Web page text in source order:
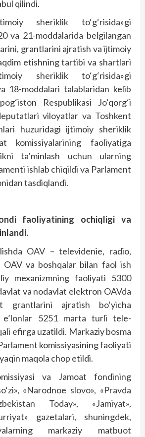
qilindi.
sheriklik to‘g‘risida»gi
va 21-moddalarida belgilangan
grantlarini ajratish va ijtimoiy
etishning tartibi va shartlari
sheriklik to‘g‘risida»gi
18-moddalari talablaridan kelib
Respublikasi Jo‘qorg‘i
viloyatlar va Toshkent
huzuridagi ijtimoiy sheriklik
komissiyalarining faoliyatiga
ta’minlash uchun ularning
ishlab chiqildi va Parlament
tasdiqlandi.
faoliyatining ochiqligi va
OAV – televidenie, radio,
va boshqalar bilan faol ish
mexanizmning faoliyati 5300
va nodavlat elektron OAVda
grantlarini ajratish bo‘yicha
e’lonlar 5251 marta turli tele-
efirga uzatildi. Markaziy bosma
komissiyasining faoliyati
maqola chop etildi.
va Jamoat fondining
«Narodnoe slovo», «Pravda
Today», «Jamiyat»,
gazetalari, shuningdek,
markaziy matbuot